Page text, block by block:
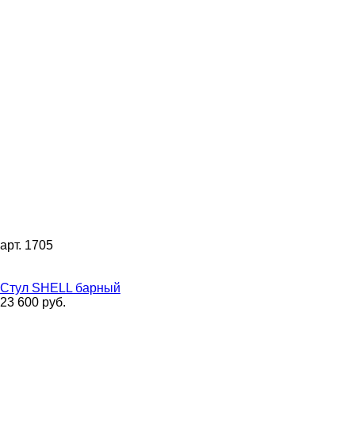
арт. 1705
Стул SHELL барный
23 600 руб.